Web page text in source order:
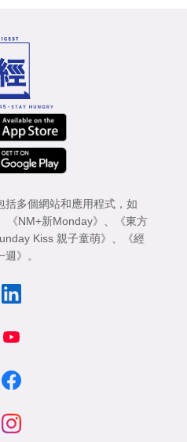
括多個網站和應用程式，如
《NM+新Monday》
《東方
Kiss 親子童萌》
《經
週》
。